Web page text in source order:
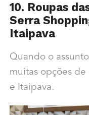
10. Roupas
Serra
Itaipava
Quando o
muitas opções
e Itaipava.